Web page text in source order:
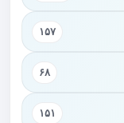
۱۵۷
۶۸
۱۵۱